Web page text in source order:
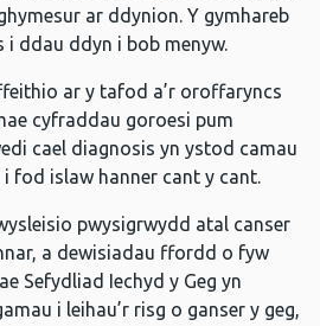
ar ddynion. Y gymhareb
ddau ddyn i bob menyw.
ar y tafod a’r oroffaryncs
cyfraddau goroesi pum
cael diagnosis yn ystod camau
fod islaw hanner cant y cant.
pwysigrwydd atal canser
a dewisiadau ffordd o fyw
Sefydliad Iechyd y Geg yn
i leihau’r risg o ganser y geg,